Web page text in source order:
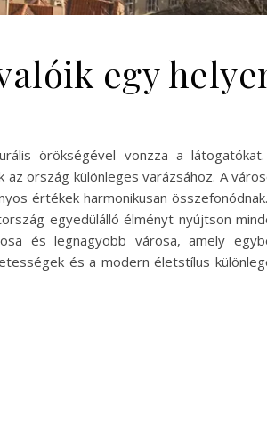
egy
örökségével vonzza a
ország különleges varázsához. A
értékek harmonikusan
egyedülálló élményt nyújtson
és legnagyobb városa, amely
és a modern életstílus